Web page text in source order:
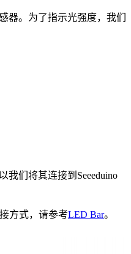
器。为了指示光强度，我们
我们将其连接到Seeeduino
方式，请参考LED Bar。